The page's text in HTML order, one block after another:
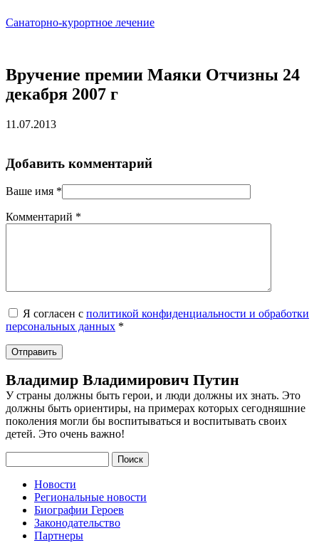
Санаторно-курортное лечение
Вручение премии Маяки Отчизны 24
декабря 2007 г
11.07.2013
Добавить комментарий
Ваше имя *
Комментарий *
Я согласен с политикой конфиденциальности и обработки
персональных данных *
Владимир Владимирович Путин
У страны должны быть герои, и люди должны их знать. Это
должны быть ориентиры, на примерах которых сегодняшние
поколения могли бы воспитываться и воспитывать своих
детей. Это очень важно!
Поиск
Новости
Региональные новости
Биографии Героев
Законодательство
Партнеры